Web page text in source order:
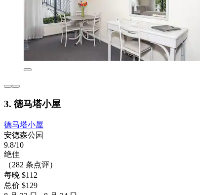
3. 德马塔小屋
德马塔小屋
安德森公园
9.8/10
绝佳
（282 条点评）
每晚 $112
总价 $129